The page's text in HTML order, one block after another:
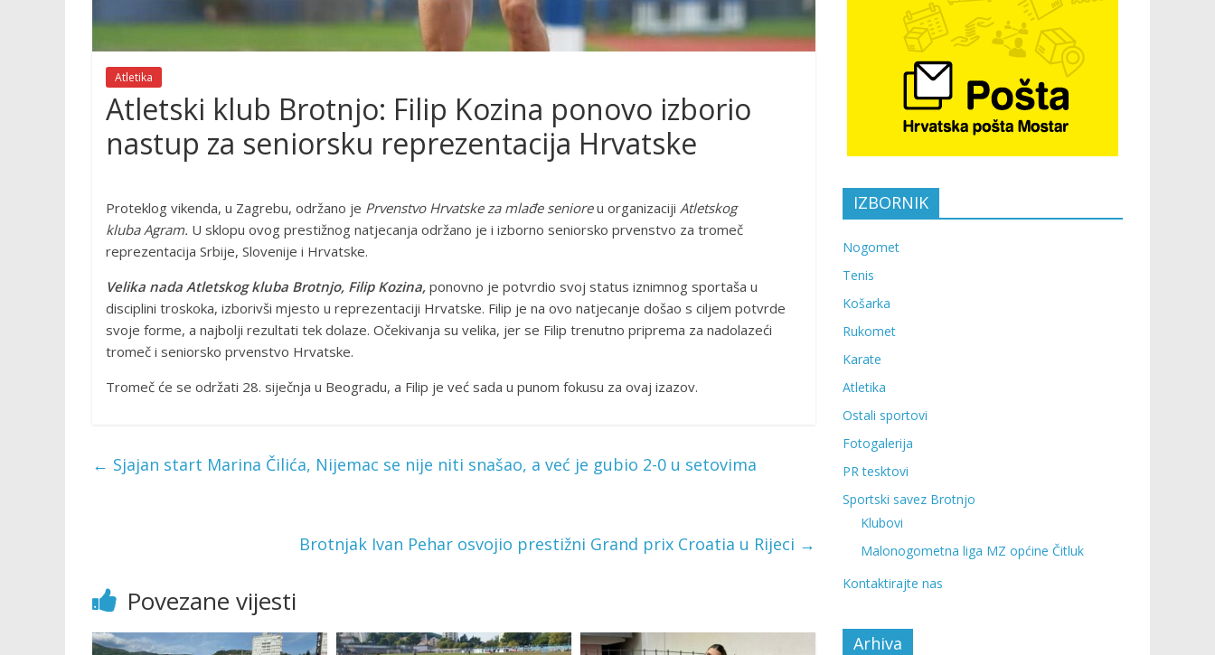
Atletika
Atletski klub Brotnjo: Filip Kozina ponovo izborio
nastup za seniorsku reprezentacija Hrvatske
Proteklog vikenda, u Zagrebu, održano je Prvenstvo Hrvatske za mlađe senioreu organizaciji Atletskog
kluba Agram. U sklopu ovog prestižnog natjecanja održano je i izborno seniorsko prvenstvo za tromeč
reprezentacija Srbije, Slovenije i Hrvatske.
Velika nada Atletskog kluba Brotnjo, Filip Kozina, ponovno je potvrdio svoj status iznimnog sportaša u
disciplini troskoka, izborivši mjesto u reprezentaciji Hrvatske. Filip je na ovo natjecanje došao s ciljem potvrde
svoje forme, a najbolji rezultati tek dolaze. Očekivanja su velika, jer se Filip trenutno priprema za nadolazeći
tromeč i seniorsko prvenstvo Hrvatske.
Tromeč će se održati 28. siječnja u Beogradu, a Filip je već sada u punom fokusu za ovaj izazov.
← Sjajan start Marina Čilića, Nijemac se nije niti snašao, a već je gubio 2-0 u setovima
Brotnjak Ivan Pehar osvojio prestižni Grand prix Croatia u Rijeci →
Povezane vijesti
IZBORNIK
Nogomet
Tenis
Košarka
Rukomet
Karate
Atletika
Ostali sportovi
Fotogalerija
PR tesktovi
Sportski savez Brotnjo
Klubovi
Malonogometna liga MZ općine Čitluk
Kontaktirajte nas
Arhiva